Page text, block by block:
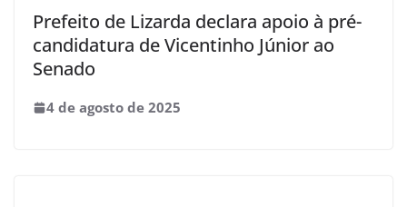
Prefeito de Lizarda declara apoio à pré-
candidatura de Vicentinho Júnior ao
Senado
4 de agosto de 2025